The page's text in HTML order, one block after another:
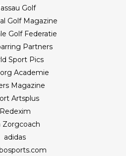
Golf
Golf Magazine
Golf Federatie
Partners
Sport Pics
Academie
Magazine
Artsplus
Redexim
Zorgcoach
adidas